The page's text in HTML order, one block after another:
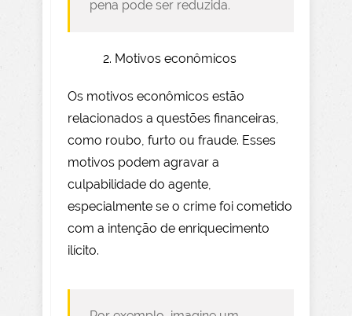
pena pode ser reduzida.
Motivos econômicos
Os motivos econômicos estão
relacionados a questões financeiras,
como roubo, furto ou fraude. Esses
motivos podem agravar a
culpabilidade do agente,
especialmente se o crime foi cometido
com a intenção de enriquecimento
ilícito.